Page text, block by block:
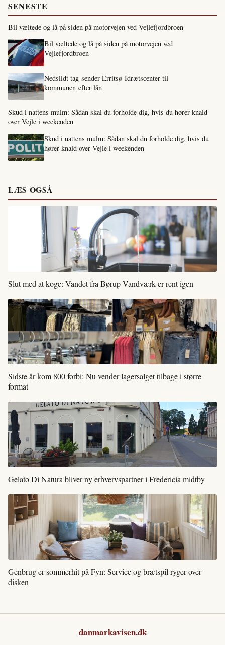
SENESTE
Bil væltede og lå på siden på motorvejen ved Vejlefjordbroen
Bil væltede og lå på siden på motorvejen ved
Vejlefjordbroen
Nedslidt tag sender Erritsø Idrætscenter til
kommunen efter lån
Skud i nattens mulm: Sådan skal du forholde dig, hvis du hører knald
over Vejle i weekenden
Skud i nattens mulm: Sådan skal du forholde dig, hvis du
hører knald over Vejle i weekenden
LÆS OGSÅ
Slut med at koge: Vandet fra Børup Vandværk er rent igen
Sidste år kom 800 forbi: Nu vender lagersalget tilbage i større
format
Gelato Di Natura bliver ny erhvervspartner i Fredericia midtby
Genbrug er sommerhit på Fyn: Service og brætspil ryger over
disken
danmarkavisen.dk